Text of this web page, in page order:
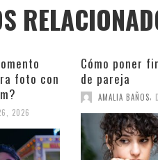
foto con
2026
Cómo poner
de pareja
AMALIA BAÑOS